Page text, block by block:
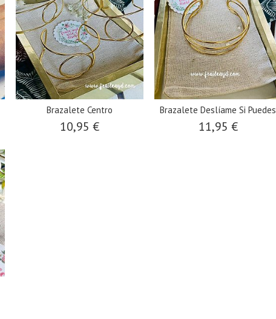
Brazalete Centro
10,95 €
Brazalete Deslíame Si Puedes
11,95 €